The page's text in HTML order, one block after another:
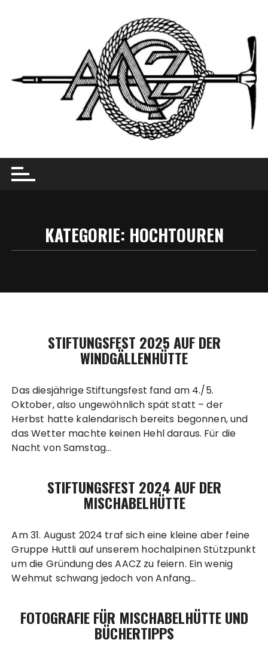
KATEGORIE: HOCHTOUREN
STIFTUNGSFEST 2025 AUF DER
WINDGÄLLENHÜTTE
Das diesjährige Stiftungsfest fand am 4./5.
Oktober, also ungewöhnlich spät statt – der
Herbst hatte kalendarisch bereits begonnen, und
das Wetter machte keinen Hehl daraus. Für die
Nacht von Samstag…
STIFTUNGSFEST 2024 AUF DER
MISCHABELHÜTTE
Am 31. August 2024 traf sich eine kleine aber feine
Gruppe Huttli auf unserem hochalpinen Stützpunkt
um die Gründung des AACZ zu feiern. Ein wenig
Wehmut schwang jedoch von Anfang…
FOTOGRAFIE FÜR MISCHABELHÜTTE UND
BÜCHERTIPPS